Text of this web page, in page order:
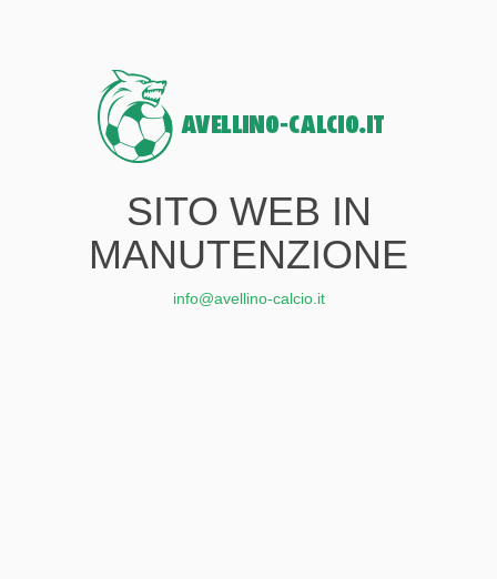
SITO WEB IN
MANUTENZIONE
info@avellino-calcio.it